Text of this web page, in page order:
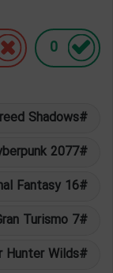
0
Shadows
2077
Fantasy 16
Turismo 7
Hunter Wilds